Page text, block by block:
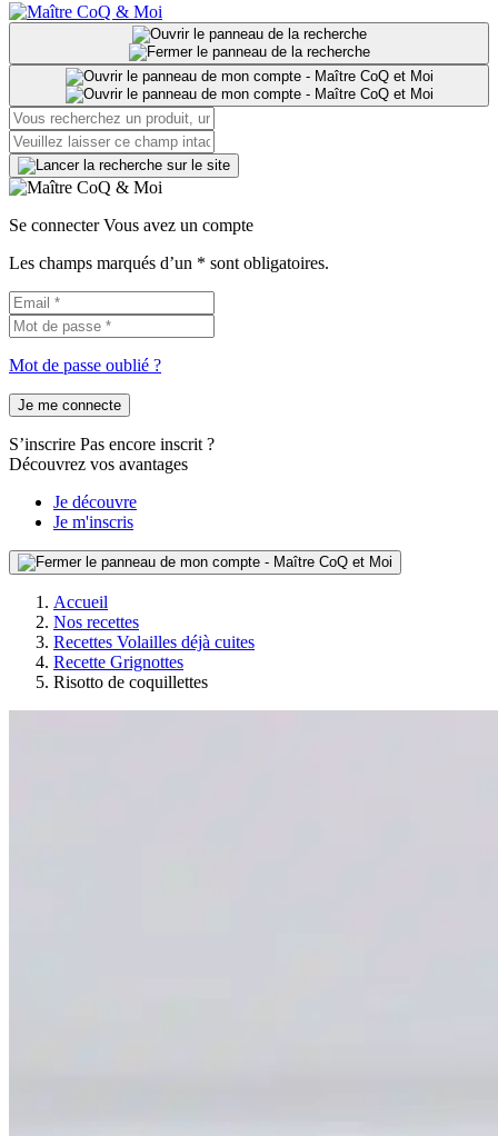
Se connecter Vous avez un compte
Les champs marqués d’un * sont obligatoires.
Mot de passe oublié ?
Je me connecte
S’inscrire Pas encore inscrit ?
Découvrez vos avantages
Je découvre
Je m'inscris
Accueil
Nos recettes
Recettes Volailles déjà cuites
Recette Grignottes
Risotto de coquillettes